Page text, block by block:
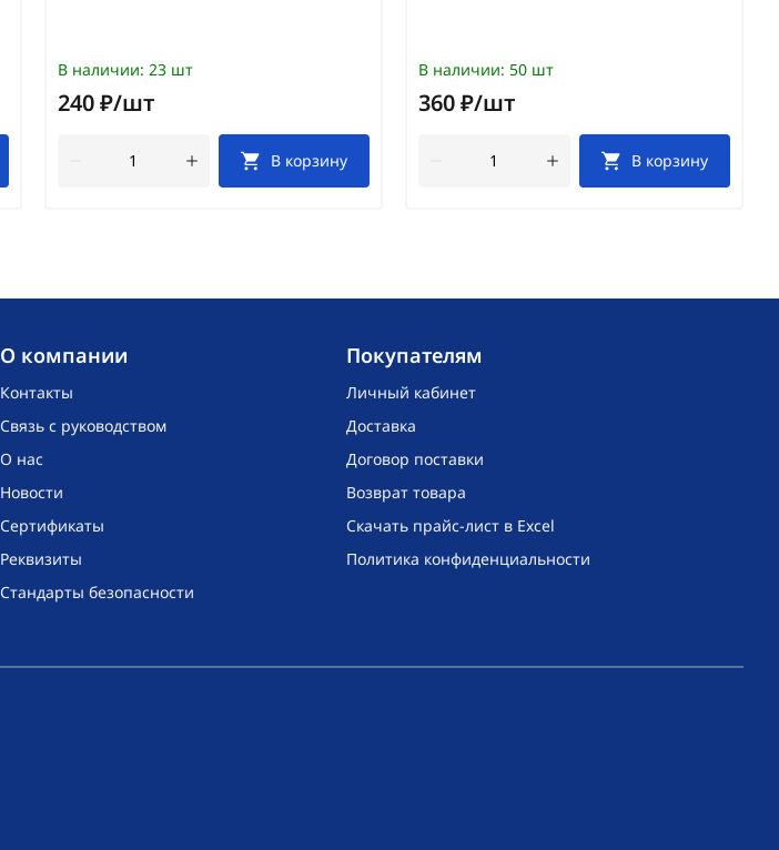
В наличии: 23 шт
240 ₽/шт
В корзину
В наличии: 50 шт
360 ₽/шт
В корзину
O компании
Контакты
Связь с руководством
О нас
Новости
Сертификаты
Реквизиты
Стандарты безопасности
Покупателям
Личный кабинет
Доставка
Договор поставки
Возврат товара
Скачать прайс-лист в Excel
Политика конфиденциальности